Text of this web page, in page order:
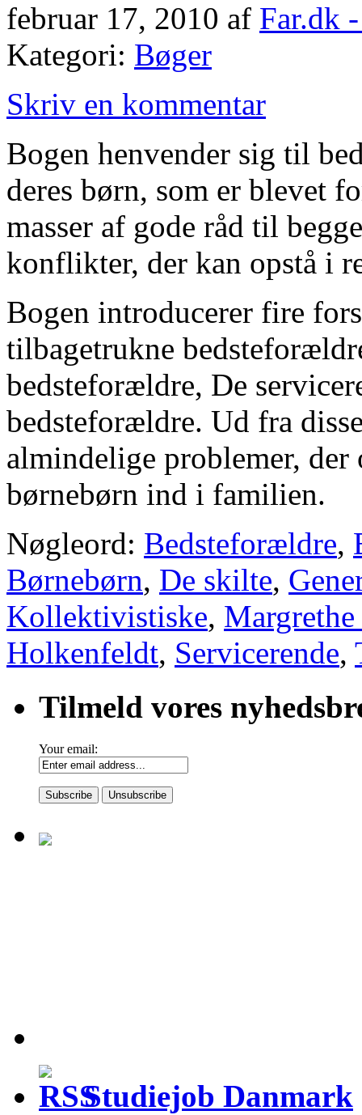
februar 17, 2010 af Far.dk
Kategori: Bøger
Skriv en kommentar
Bogen henvender sig til
deres børn, som er blevet
masser af gode råd til
konflikter, der kan opstå i
Bogen introducerer fire
tilbagetrukne
bedsteforældre, De
bedsteforældre. Ud fra
almindelige problemer, der
børnebørn ind i familien.
Nøgleord: Bedsteforældre,
Børnebørn, De skilte,
Kollektivistiske,
Holkenfeldt, Servicerende,
Tilmeld vores
Your email:
Studiejob Danmark